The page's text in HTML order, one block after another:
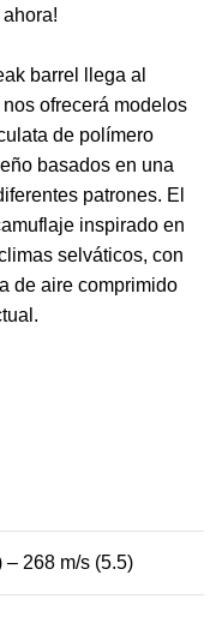
barrel llega al
ofrecerá modelos
de polímero
basados en una
patrones. El
inspirado en
selváticos, con
de aire comprimido
– 268 m/s (5.5)